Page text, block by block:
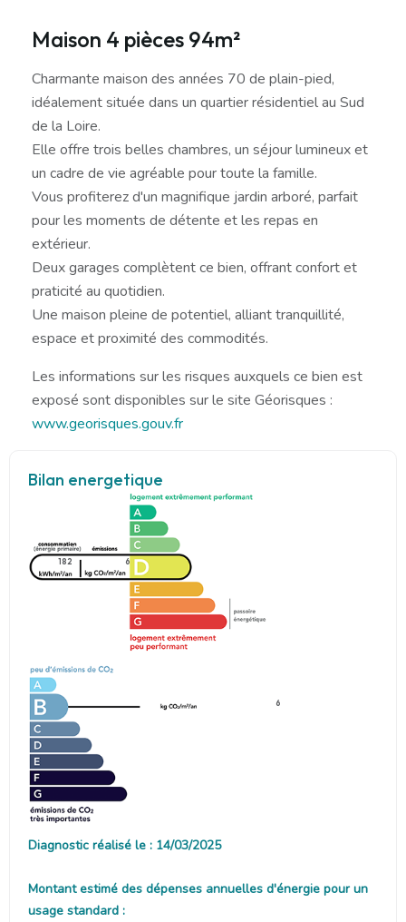
Maison 4 pièces 94m²
Charmante maison des années 70 de plain-pied,
idéalement située dans un quartier résidentiel au Sud
de la Loire.
Elle offre trois belles chambres, un séjour lumineux et
un cadre de vie agréable pour toute la famille.
Vous profiterez d'un magnifique jardin arboré, parfait
pour les moments de détente et les repas en
extérieur.
Deux garages complètent ce bien, offrant confort et
praticité au quotidien.
Une maison pleine de potentiel, alliant tranquillité,
espace et proximité des commodités.
Les informations sur les risques auxquels ce bien est
exposé sont disponibles sur le site Géorisques :
www.georisques.gouv.fr
Bilan energetique
182 6
6
Diagnostic réalisé le : 14/03/2025
Montant estimé des dépenses annuelles d'énergie pour un
usage standard :